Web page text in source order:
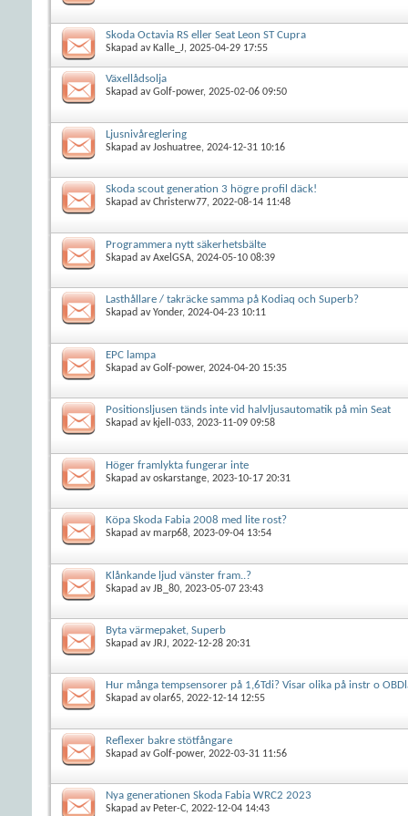
Skoda Octavia RS eller Seat Leon ST Cupra
Skapad av Kalle_J, 2025-04-29 17:55
Växellådsolja
Skapad avGolf-power, 2025-02-06 09:50
Ljusnivåreglering
Skapad avJoshuatree, 2024-12-31 10:16
Skoda scout generation 3 högre profil däck!
Skapad avChristerw77, 2022-08-14 11:48
Programmera nytt säkerhetsbälte
Skapad avAxelGSA, 2024-05-10 08:39
Lasthållare / takräcke samma på Kodiaq och Superb?
Skapad avYonder, 2024-04-23 10:11
EPC lampa
Skapad avGolf-power, 2024-04-20 15:35
Positionsljusen tänds inte vid halvljusautomatik på min Seat
Skapad av kjell-033, 2023-11-09 09:58
Höger framlykta fungerar inte
Skapad avoskarstange, 2023-10-17 20:31
Köpa Skoda Fabia 2008 med lite rost?
Skapad avmarp68, 2023-09-04 13:54
Klånkande ljud vänster fram..?
Skapad avJB_80, 2023-05-07 23:43
Byta värmepaket, Superb
Skapad avJRJ, 2022-12-28 20:31
Hur många tempsensorer på 1,6Tdi? Visar olika på instr o
Skapad avolar65, 2022-12-14 12:55
Reflexer bakre stötfångare
Skapad avGolf-power, 2022-03-31 11:56
Nya generationen Skoda Fabia WRC2 2023
Skapad av Peter-C, 2022-12-04 14:43